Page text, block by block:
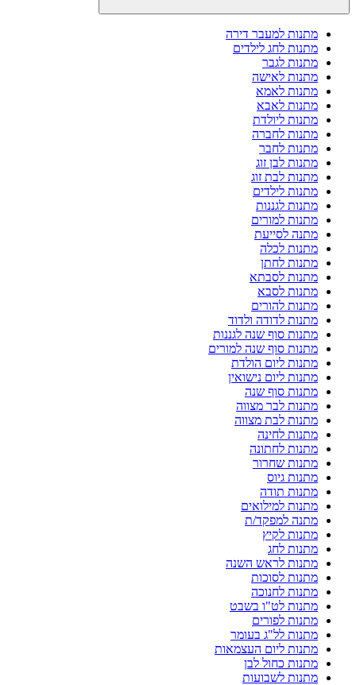
מתנות למעבר דירה
מתנות לחג לילדים
מתנות לגבר
מתנות לאישה
מתנות לאמא
מתנות לאבא
מתנות ליולדת
מתנות לחברה
מתנות לחבר
מתנות לבן זוג
מתנות לבת זוג
מתנות לילדים
מתנות לגננות
מתנות למורים
מתנה לסייעת
מתנות לכלה
מתנות לחתן
מתנות לסבתא
מתנות לסבא
מתנות להורים
מתנות לדודה ולדוד
מתנות סוף שנה לגננות
מתנות סוף שנה למורים
מתנות ליום הולדת
מתנות ליום נישואין
מתנות סוף שנה
מתנות לבר מצווה
מתנות לבת מצווה
מתנות לחינה
מתנות לחתונה
מתנות שחרור
מתנות גיוס
מתנות תודה
מתנות למילואים
מתנה למפקד/ת
מתנות לקיץ
מתנות לחג
מתנות לראש השנה
מתנות לסוכות
מתנות לחנוכה
מתנות לט"ו בשבט
מתנות לפורים
מתנות לל"ג בעומר
מתנות ליום העצמאות
מתנות כחול לבן
מתנות לשבועות